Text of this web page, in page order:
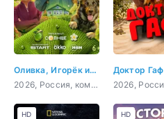
Оливка, Игорёк и Рекс
2026, Россия, комедия, семейный
Доктор Гаф
HD HD